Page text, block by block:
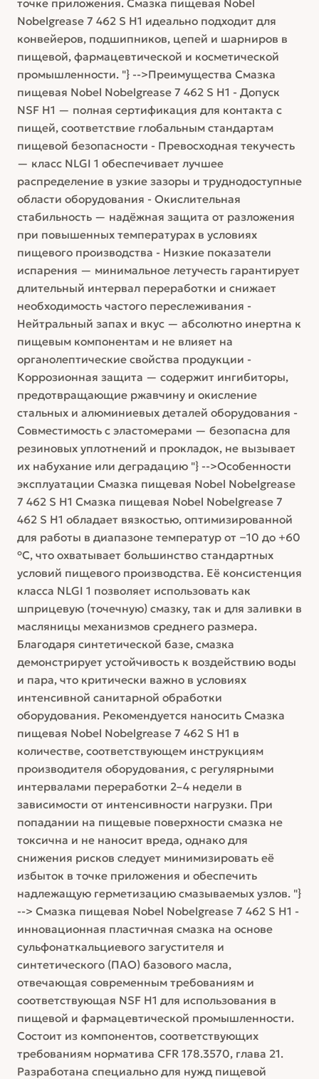
точке приложения. Смазка пищевая Nobel
Nobelgrease 7 462 S H1 идеально подходит для
конвейеров, подшипников, цепей и шарниров в
пищевой, фармацевтической и косметической
промышленности. "} -->Преимущества Смазка
пищевая Nobel Nobelgrease 7 462 S H1 - Допуск
NSF H1 — полная сертификация для контакта с
пищей, соответствие глобальным стандартам
пищевой безопасности - Превосходная текучесть
— класс NLGI 1 обеспечивает лучшее
распределение в узкие зазоры и труднодоступные
области оборудования - Окислительная
стабильность — надёжная защита от разложения
при повышенных температурах в условиях
пищевого производства - Низкие показатели
испарения — минимальное летучесть гарантирует
длительный интервал переработки и снижает
необходимость частого переслеживания -
Нейтральный запах и вкус — абсолютно инертна к
пищевым компонентам и не влияет на
органолептические свойства продукции -
Коррозионная защита — содержит ингибиторы,
предотвращающие ржавчину и окисление
стальных и алюминиевых деталей оборудования -
Совместимость с эластомерами — безопасна для
резиновых уплотнений и прокладок, не вызывает
их набухание или деградацию "} -->Особенности
эксплуатации Смазка пищевая Nobel Nobelgrease
7 462 S H1 Смазка пищевая Nobel Nobelgrease 7
462 S H1 обладает вязкостью, оптимизированной
для работы в диапазоне температур от −10 до +60
°C, что охватывает большинство стандартных
условий пищевого производства. Её консистенция
класса NLGI 1 позволяет использовать как
шприцевую (точечную) смазку, так и для заливки в
масляницы механизмов среднего размера.
Благодаря синтетической базе, смазка
демонстрирует устойчивость к воздействию воды
и пара, что критически важно в условиях
интенсивной санитарной обработки
оборудования. Рекомендуется наносить Смазка
пищевая Nobel Nobelgrease 7 462 S H1 в
количестве, соответствующем инструкциям
производителя оборудования, с регулярными
интервалами переработки 2–4 недели в
зависимости от интенсивности нагрузки. При
попадании на пищевые поверхности смазка не
токсична и не наносит вреда, однако для
снижения рисков следует минимизировать её
избыток в точке приложения и обеспечить
надлежащую герметизацию смазываемых узлов. "}
--> Смазка пищевая Nobel Nobelgrease 7 462 S H1 -
инновационная пластичная смазка на основе
сульфонаткальциевого загустителя и
синтетического (ПАО) базового масла,
отвечающая современным требованиям и
соответствующая NSF H1 для использования в
пищевой и фармацевтической промышленности.
Состоит из компонентов, соответствующих
требованиям норматива CFR 178.3570, глава 21.
Разработана специально для нужд пищевой